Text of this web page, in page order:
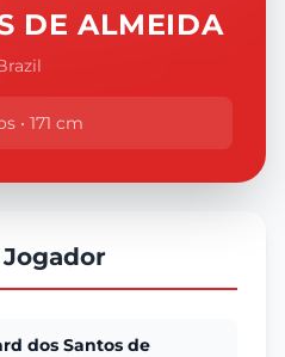
DE ALMEIDA
• 171 cm
dos Santos de